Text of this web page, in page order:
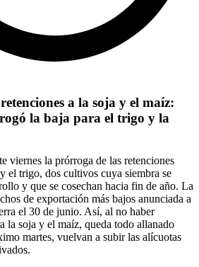
a la soja y el maíz:
la baja para el trigo y la
viernes la prórroga de las retenciones
el trigo, dos cultivos cuya siembra se
y que se cosechan hacia fin de año. La
de exportación más bajos anunciada a
el 30 de junio. Así, al no haber
la soja y el maíz, queda todo allanado
martes, vuelvan a subir las alícuotas